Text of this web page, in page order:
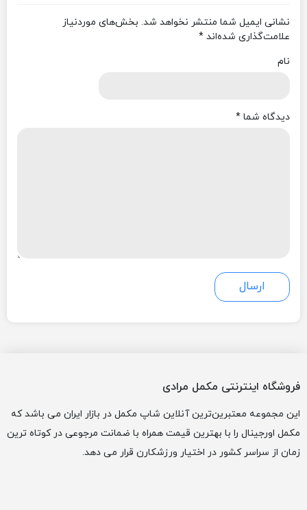
نشانی ایمیل شما منتشر نخواهد شد. بخش‌های موردنیاز
علامت‌گذاری شده‌اند *
نام
دیدگاه شما *
فروشگاه اینترنتی مکمل مرادی
این مجموعه معتبرین‌ترین آنلاین شاپ مکمل در بازار ایران می باشد که
مکمل اورجینال را با بهترین قیمت همراه با ضمانت مرجوعی در کوتاه ترین
زمان از سراسر کشور در اختیار ورزشکارن قرار می دهد.